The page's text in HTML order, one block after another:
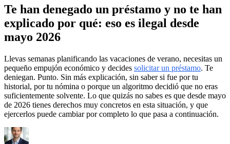
Te han denegado un préstamo y no te han
explicado por qué: eso es ilegal desde
mayo 2026
Llevas semanas planificando las vacaciones de verano, necesitas un
pequeño empujón económico y decides solicitar un préstamo. Te
deniegan. Punto. Sin más explicación, sin saber si fue por tu
historial, por tu nómina o porque un algoritmo decidió que no eras
suficientemente solvente. Lo que quizás no sabes es que desde mayo
de 2026 tienes derechos muy concretos en esta situación, y que
ejercerlos puede cambiar por completo lo que pasa a continuación.